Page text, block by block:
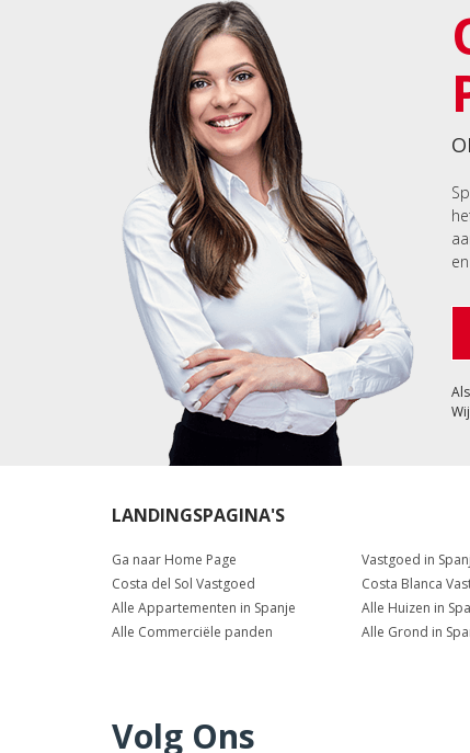
LANDINGSPAGINA'S
Ga naar Home Page
Vastgoed in
Costa del Sol Vastgoed
Costa Blanca
Alle Appartementen in Spanje
Alle Huizen in
Alle Commerciële panden
Alle Grond in
Volg Ons